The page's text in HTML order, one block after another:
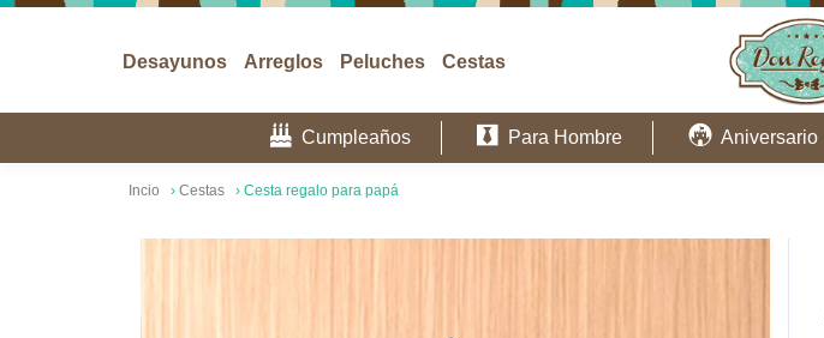
Desayunos Arreglos Peluches Cestas
Cumpleaños Para Hombre Aniversario
Incio › Cestas › Cesta regalo para papá